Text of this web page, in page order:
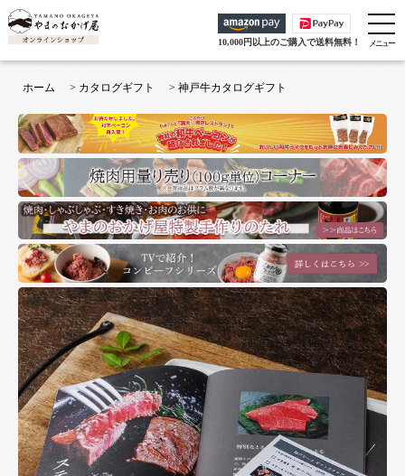
10,000円以上のご購入で送料無料！
ホーム > カタログギフト > 神戸牛カタログギフト